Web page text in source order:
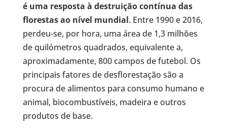
é uma resposta à destruição contínua das
florestas ao nível mundial. Entre 1990 e 2016,
perdeu-se, por hora, uma área de 1,3 milhões
de quilómetros quadrados, equivalente a,
aproximadamente, 800 campos de futebol. Os
principais fatores de desflorestação são a
procura de alimentos para consumo humano e
animal, biocombustíveis, madeira e outros
produtos de base.